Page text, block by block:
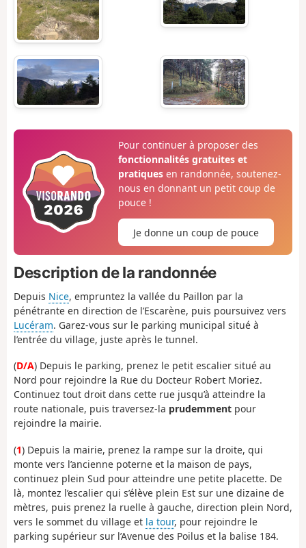
Pour continuer à proposer des
fonctionnalités gratuites et
pratiquesen randonnée, soutenez-
nous en donnant un petit coup de
pouce !
Je donne un coup de pouce
Description de la randonnée
Depuis Nice, empruntez la vallée du Paillon par la
pénétrante en direction de l’Escarène, puis poursuivez vers
Lucéram. Garez-vous sur le parking municipal situé à
l’entrée du village, juste après le tunnel.
(D/A) Depuis le parking, prenez le petit escalier situé au
Nord pour rejoindre la Rue du Docteur Robert Moriez.
Continuez tout droit dans cette rue jusqu’à atteindre la
route nationale, puis traversez-la prudemment pour
rejoindre la mairie.
(1) Depuis la mairie, prenez la rampe sur la droite, qui
monte vers l’ancienne poterne et la maison de pays,
continuez plein Sud pour atteindre une petite placette. De
là, montez l’escalier qui s’élève plein Est sur une dizaine de
mètres, puis prenez la ruelle à gauche, direction plein Nord,
vers le sommet du village et la tour, pour rejoindre le
parking supérieur sur l’Avenue des Poilus et la balise 184.